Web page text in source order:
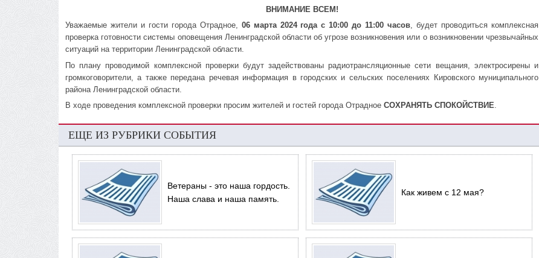
ВНИМАНИЕ ВСЕМ!
Уважаемые жители и гости города Отрадное, 06 марта 2024 года с 10:00 до 11:00 часов, будет проводиться комплексная
проверка готовности системы оповещения Ленинградской области об угрозе возникновения или о возникновении чрезвычайных
ситуаций на территории Ленинградской области.
По плану проводимой комплексной проверки будут задействованы радиотрансляционные сети вещания, электросирены и
громкоговорители, а также передана речевая информация в городских и сельских поселениях Кировского муниципального
района Ленинградской области.
В ходе проведения комплексной проверки просим жителей и гостей города Отрадное СОХРАНЯТЬ СПОКОЙСТВИЕ.
ЕЩЕ ИЗ РУБРИКИ СОБЫТИЯ
Ветераны - это наша гордость.
Наша слава и наша память.
Как живем с 12 мая?